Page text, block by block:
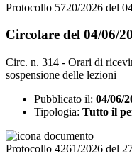
Protocollo 5720/2026 del
Circolare del 04/06/
Circ. n. 314 - Orari di
sospensione delle lezioni
Pubblicato il: 04/06/
Tipologia: Tutto il
Protocollo 4261/2026 del